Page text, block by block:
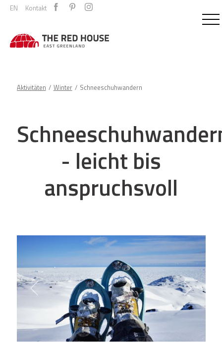
EN Kontakt
Aktivitäten Winter Schneeschuhwandern
- leicht bis
anspruchsvoll